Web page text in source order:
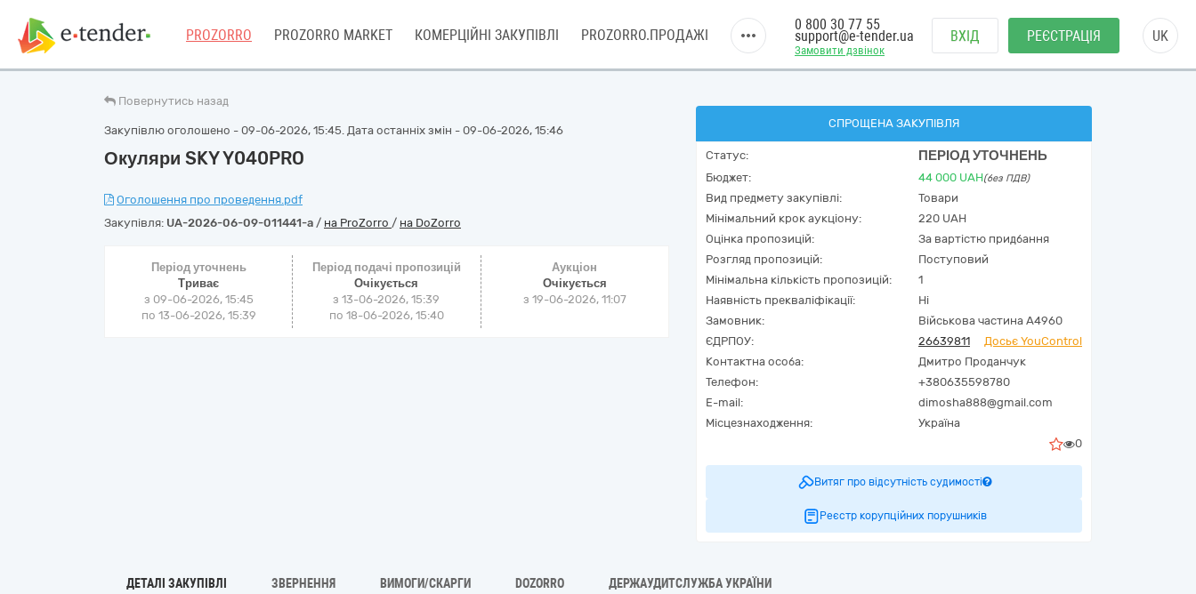
PROZORRO PROZORRO MARKET КОМЕРЦІЙНІ ЗАКУПІВЛІ PROZORRO.ПРОДАЖІ
Замовити дзвінок
0 800 30 77 55
support@e-tender.ua ВХІД РЕЄСТРАЦІЯ UK
Повернутись назад
Закупівлю оголошено - 09-06-2026, 15:45. Дата останніх змін - 09-06-2026, 15:46
Окуляри SKY Y040PRO
Оголошення про проведення.pdf
Закупівля: UA-2026-06-09-011441-a / на ProZorro / на DoZorro
Період уточнень
Триває
з 09-06-2026, 15:45
по 13-06-2026, 15:39
Період подачі пропозицій
Очікується
з 13-06-2026, 15:39
по 18-06-2026, 15:40
Аукціон
Очікується
з 19-06-2026, 11:07
СПРОЩЕНА ЗАКУПІВЛЯ
Статус: ПЕРІОД УТОЧНЕНЬ
Бюджет: 44 000 UAH(без ПДВ)
Вид предмету закупівлі:
Товари
Мінімальний крок аукціону:
220 UAH
Оцінка пропозицій:
За вартістю придбання
Розгляд пропозицій:
Поступовий
Мінімальна кількість пропозицій:
1
Наявність прекваліфікації:
Ні
Замовник:
Військова частина А4960
ЄДРПОУ:
26639811
Досьє YouControl
Контактна особа:
Дмитро Проданчук
Телефон:
+380635598780
E-mail:
dimosha888@gmail.com
Місцезнаходження:
Україна
0
Витяг про відсутність судимості
Реєстр корупційних порушників
ДЕТАЛІ ЗАКУПІВЛІ ЗВЕРНЕННЯ ВИМОГИ/СКАРГИ DOZORRO ДЕРЖАУДИТСЛУЖБА УКРАЇНИ